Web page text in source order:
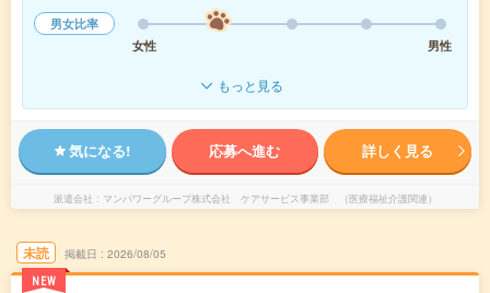
男女比率
女性
男性
もっと見る
気になる! 応募へ進む 詳しく見る
派遣会社 マンパワーグループ株式会社 ケアサービス事業部 （医療福祉介護関連）
未読
NEW
掲載日 2026/08/05